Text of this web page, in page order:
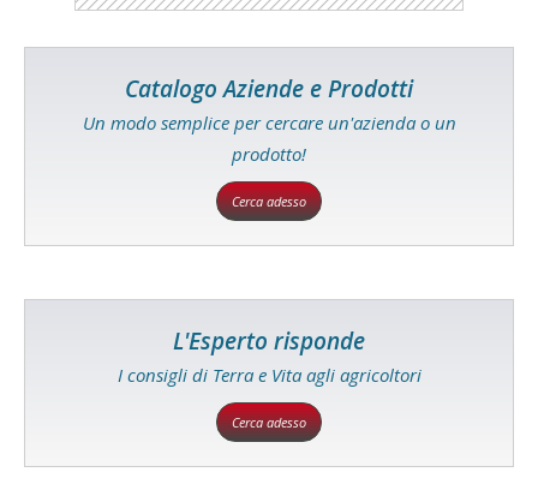
Catalogo Aziende e Prodotti
Un modo semplice per cercare un'azienda o un
prodotto!
Cerca adesso
L'Esperto risponde
I consigli di Terra e Vita agli agricoltori
Cerca adesso